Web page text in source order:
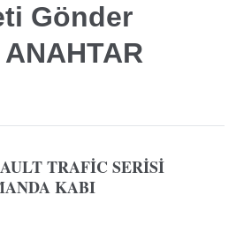
Gönder
TRAFİC SERİSİ
KABI